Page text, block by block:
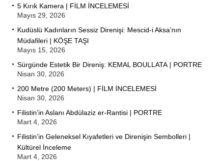
5 Kırık Kamera | FİLM İNCELEMESİ
Mayıs 29, 2026
Kudüslü Kadınların Sessiz Direnişi: Mescid-i Aksa’nın
Müdafileri | KÖŞE TAŞI
Mayıs 15, 2026
Sürgünde Estetik Bir Direniş: KEMAL BOULLATA | PORTRE
Nisan 30, 2026
200 Metre (200 Meters) | FİLM İNCELEMESİ
Nisan 30, 2026
Filistin’in Aslanı Abdülaziz er-Rantisi | PORTRE
Mart 4, 2026
Filistin’in Geleneksel Kıyafetleri ve Direnişin Sembolleri |
Kültürel İnceleme
Mart 4, 2026